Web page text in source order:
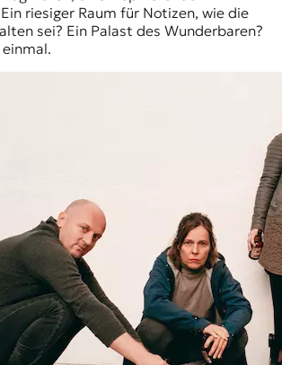
riesiger Raum für Notizen, wie die
sei? Ein Palast des Wunderbaren?